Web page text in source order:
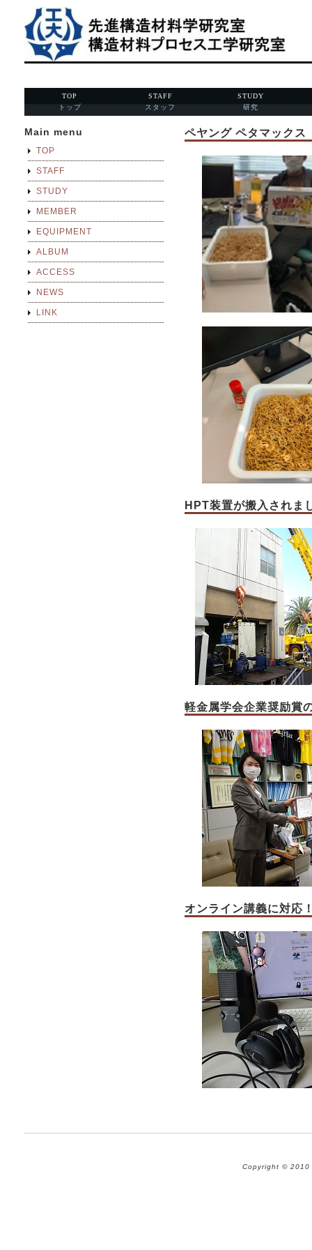
TOP
トップ
STAFF
スタッフ
STUDY
研究
Main menu
TOP
STAFF
STUDY
MEMBER
EQUIPMENT
ALBUM
ACCESS
NEWS
LINK
ペヤング ペタマック
HPT装置が搬入され
軽金属学会企業奨励
オンライン講義に対
Copyright © 2010